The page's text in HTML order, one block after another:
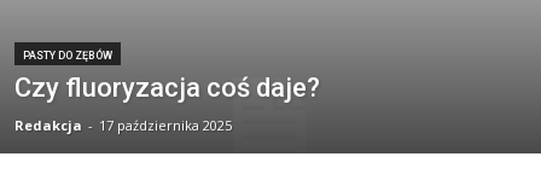
PASTY DO ZĘBÓW
Czy fluoryzacja coś daje?
Redakcja - 17 października 2025